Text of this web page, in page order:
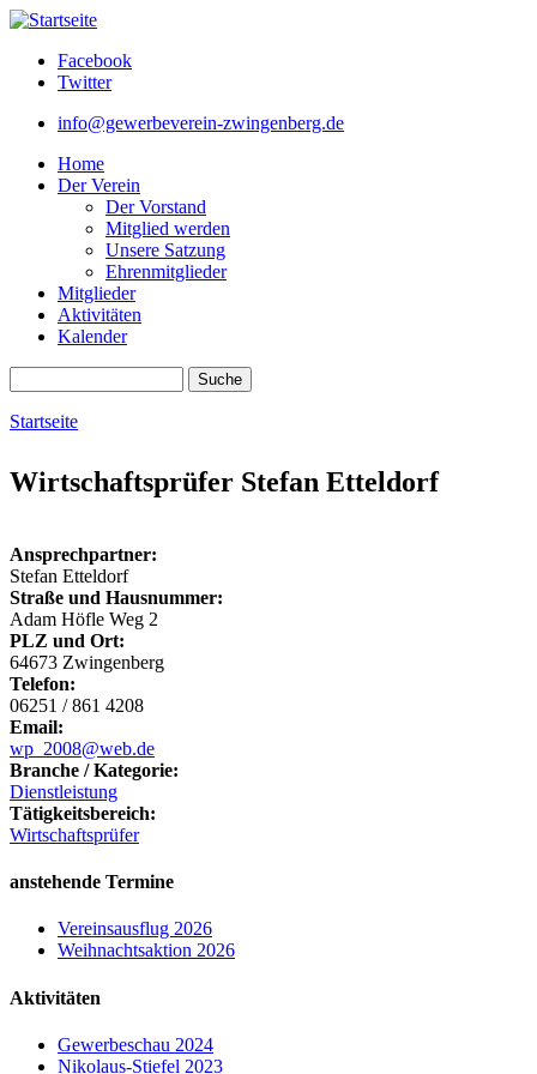
Direkt zum Inhalt
Facebook
Twitter
info@gewerbeverein-zwingenberg.de
Home
Der Verein
Der Vorstand
Mitglied werden
Unsere Satzung
Ehrenmitglieder
Mitglieder
Aktivitäten
Kalender
Startseite
Wirtschaftsprüfer Stefan Etteldorf
Ansprechpartner:
Stefan Etteldorf
Straße und Hausnummer:
Adam Höfle Weg 2
PLZ und Ort:
64673 Zwingenberg
Telefon:
06251 / 861 4208
Email:
wp_2008@web.de
Branche / Kategorie:
Dienstleistung
Tätigkeitsbereich:
Wirtschaftsprüfer
anstehende Termine
Vereinsausflug 2026
Weihnachtsaktion 2026
Aktivitäten
Gewerbeschau 2024
Nikolaus-Stiefel 2023